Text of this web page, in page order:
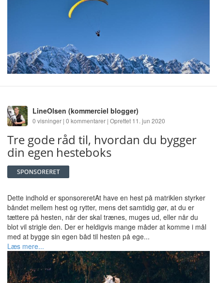
LineOlsen (kommerciel blogger)
0 visninger | 0 kommentarer | Oprettet 11. jun 2020
Tre gode råd til, hvordan du bygger
din egen hesteboks
Dette indhold er sponsoreretAt have en hest på matriklen styrker
båndet mellem hest og rytter, mens det samtidig gør, at du er
tættere på hesten, når der skal trænes, muges ud, eller når du
blot vil strigle den. Der er heldigvis mange måder at komme i mål
med at bygge sin egen båd til hesten på ege...
Læs mere...